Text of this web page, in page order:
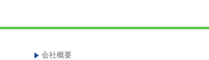
会社概要